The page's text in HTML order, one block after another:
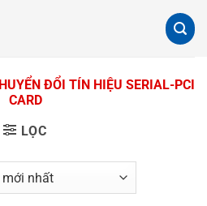
ĐỔI TÍN HIỆU SERIAL-PCI
CARD
LỌC